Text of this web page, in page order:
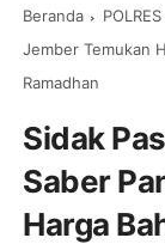
Beranda POLRES
Jember Temukan
Ramadhan
Sidak
Saber
Harga